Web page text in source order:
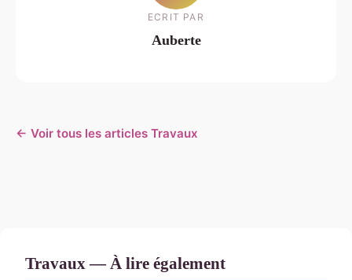
ECRIT PAR
Auberte
← Voir tous les articles Travaux
Travaux — À lire également